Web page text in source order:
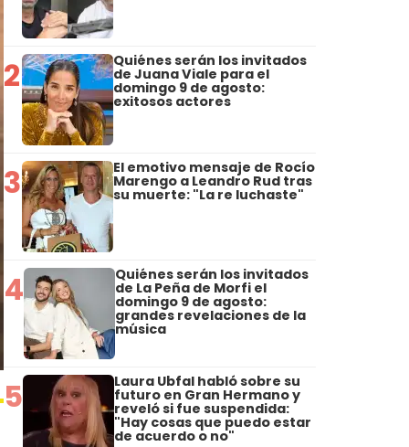
2 Quiénes serán los invitados
de Juana Viale para el
domingo 9 de agosto:
exitosos actores
3 El emotivo mensaje de Rocío
Marengo a Leandro Rud tras
su muerte: "La re luchaste"
4 Quiénes serán los invitados
de La Peña de Morfi el
domingo 9 de agosto:
grandes revelaciones de la
música
5 Laura Ubfal habló sobre su
futuro en Gran Hermano y
reveló si fue suspendida:
"Hay cosas que puedo estar
de acuerdo o no"